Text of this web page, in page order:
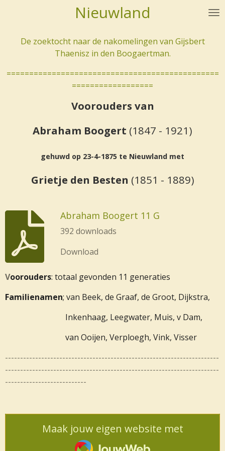
Nieuwland
De zoektocht naar de nakomelingen van Gijsbert
Thaenisz in den Boogaertman.
===============================================
==================
Voorouders van
Abraham Boogert (1847 - 1921)
gehuwd op 23-4-1875 te Nieuwland met
Grietje den Besten (1851 - 1889)
Abraham Boogert 11 G
392 downloads
Download
Voorouders: totaal gevonden 11 generaties
Familienamen; van Beek, de Graaf, de Groot, Dijkstra,
Inkenhaag, Leegwater, Muis, v Dam,
van Ooijen, Verploegh, Vink, Visser
-----------------------------------------------------------------------
-----------------------------------------------------------------------
---------------------------
Maak jouw eigen website met
JouwWeb